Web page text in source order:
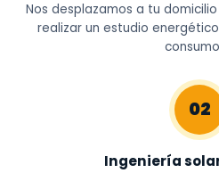
Nos desplazamos a tu
realizar un estudio
02
Ingeniería